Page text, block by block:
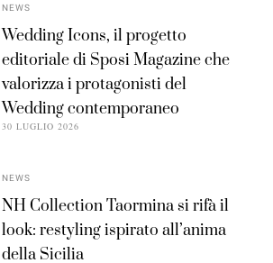
NEWS
Wedding Icons, il progetto
editoriale di Sposi Magazine che
valorizza i protagonisti del
Wedding contemporaneo
30 LUGLIO 2026
NEWS
NH Collection Taormina si rifà il
look: restyling ispirato all’anima
della Sicilia